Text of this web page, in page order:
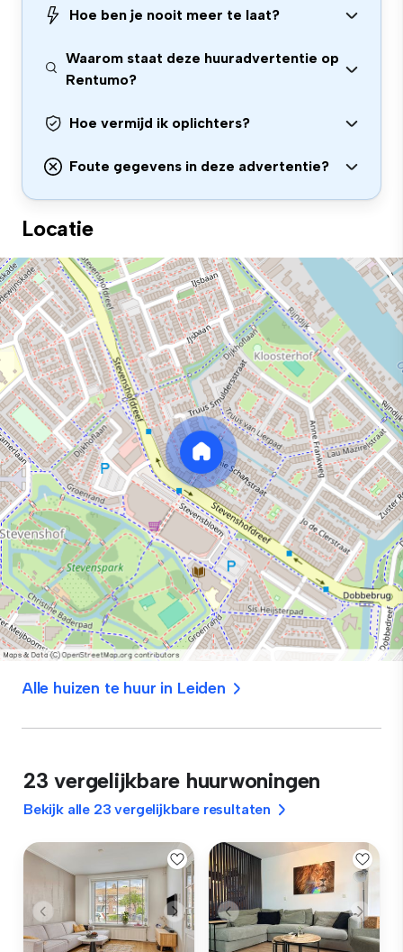
Hoe ben je nooit meer te laat?
Waarom staat deze huuradvertentie op
Rentumo?
Hoe vermijd ik oplichters?
Foute gegevens in deze advertentie?
Locatie
Alle huizen te huur in Leiden
23 vergelijkbare huurwoningen
Bekijk alle 23 vergelijkbare resultaten